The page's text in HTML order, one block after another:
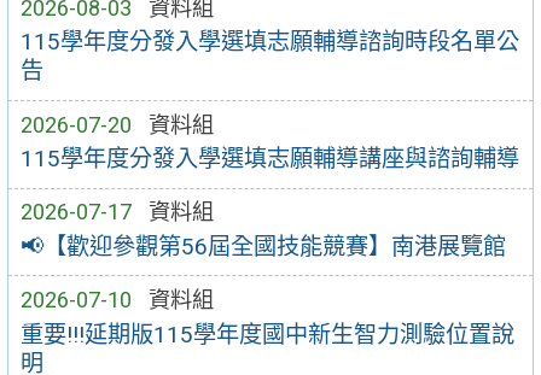
2026-08-03 資料組
115學年度分發入學選填志願輔導諮詢時段名單公
告
2026-07-20 資料組
115學年度分發入學選填志願輔導講座與諮詢輔導
2026-07-17 資料組
📢【歡迎參觀第56屆全國技能競賽】南港展覽館
2026-07-10 資料組
重要!!!延期版115學年度國中新生智力測驗位置說
明